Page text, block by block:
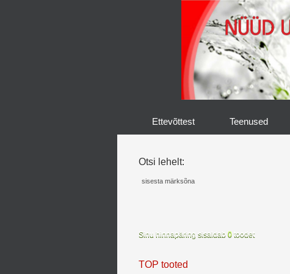
Ettevõttest Teenused
Otsi lehelt:
Sinu hinnapäring sisaldab 0 toodet
TOP tooted